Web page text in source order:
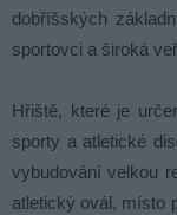
dobříšských
sportovci a široká
Hřiště, které je
sporty a atletické
vybudování velkou
atletický ovál, místo